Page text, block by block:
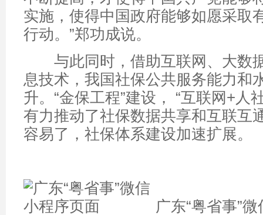
实施，使得中国政府能够如愿采取
行动。”郑功成说。
与此同时，借助互联网、大数
息技术，我国社保公共服务能力和
升。“金保工程”建设， “互联网+人
有力推动了社保数据共享和互联互
容易了，社保体系建设加速扩展。
广东“粤省事”